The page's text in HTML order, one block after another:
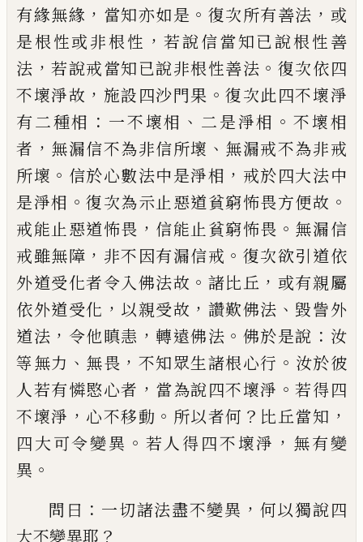
有緣無緣 ， 當知亦如是 。 復次所有善法 ， 或
是根性或非根性 ，若說信當知已說根性善
法 ，若說戒當知已說非根性善法 。 復次依四
不壞淨故 ， 施設四沙門果 。復次此四不壞淨
有二種相 ： 一不壞相 、 二是淨相 。 不壞相
者 ， 無漏信不為非信所壞 、 無漏戒不為非戒
所壞 。 信於心數法中是淨相 ， 戒於四大法中
是淨相 。復次為示止惡道貧窮怖畏方便故 。
戒能止惡道怖畏 ， 信能 止貧窮怖畏 。 無漏信
戒雖無障 ， 非不因有漏信戒 。 復次欲引道依
外道受化者令入佛法故 。 諸比丘 ， 或有親屬
依外道受化 ， 以親受故 ， 讚歎佛法 、 毀訾外
道法 ， 令他瞋恚 ，轉遠佛法 。 佛於是說 ： 汝
等無力 、 無畏 ， 不知眾生諸根心行 。 汝於彼
人若有憐愍心者 ， 當為說四不壞淨 。若得四
不壞淨 ， 心不移動 。 所以者何 ？ 比丘當知 ，
四大可令變異 。 若人得四不壞淨 ， 無有變
異 。
問曰 ： 一切諸法盡不變異 ， 何以獨說四
大不變異耶 ？